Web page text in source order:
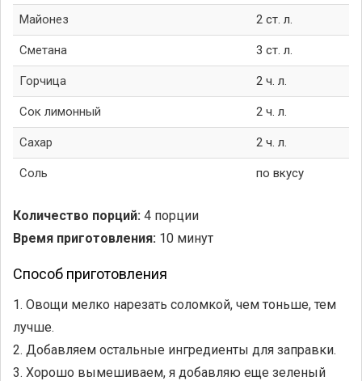
Майонез 2 ст. л.
Сметана 3 ст. л.
Горчица 2 ч. л.
Сок лимонный 2 ч. л.
Сахар 2 ч. л.
Соль по вкусу
Количество порций: 4 порции
Время приготовления: 10 минут
Способ приготовления
1. Овощи мелко нарезать соломкой, чем тоньше, тем
лучше.
2. Добавляем остальные ингредиенты для заправки.
3. Хорошо вымешиваем, я добавляю еще зеленый